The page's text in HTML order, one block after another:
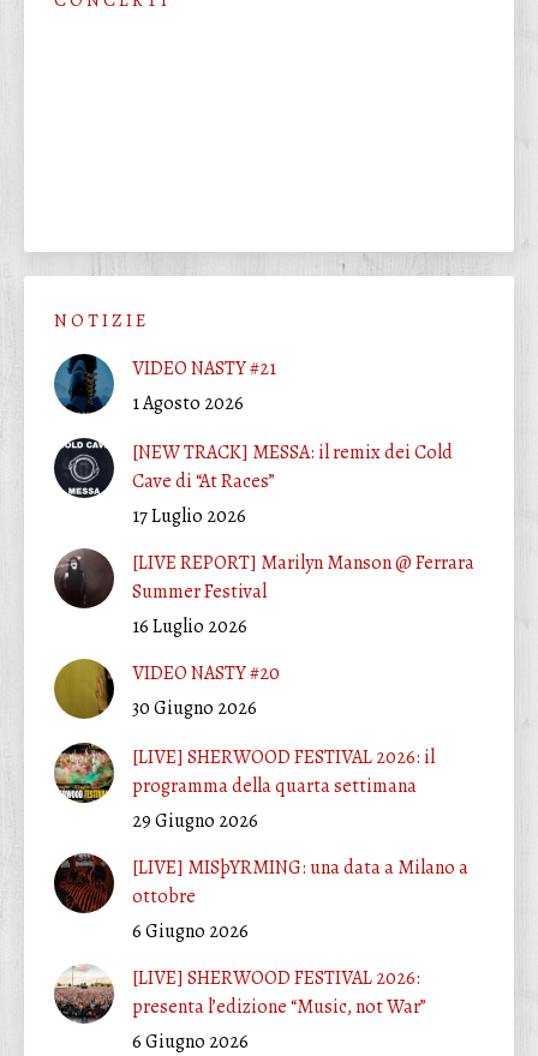
N O T I Z I E
VIDEO NASTY #21
1 Agosto 2026
[NEW TRACK] MESSA: il remix dei Cold
Cave di “At Races”
17 Luglio 2026
[LIVE REPORT] Marilyn Manson @ Ferrara
Summer Festival
16 Luglio 2026
VIDEO NASTY #20
30 Giugno 2026
[LIVE] SHERWOOD FESTIVAL 2026: il
programma della quarta settimana
29 Giugno 2026
[LIVE] MISþYRMING: una data a Milano a
ottobre
6 Giugno 2026
[LIVE] SHERWOOD FESTIVAL 2026:
presenta l’edizione “Music, not War”
6 Giugno 2026